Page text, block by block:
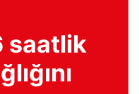
saatlik